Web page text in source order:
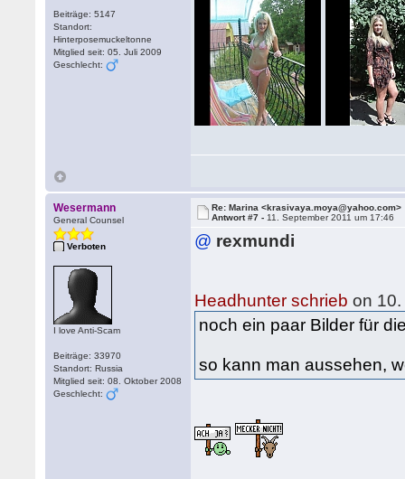
Beiträge: 5147
Standort:
Hinterposemuckeltonne
Mitglied seit: 05. Juli 2009
Geschlecht:
Wesermann
General Counsel
Verboten
I love Anti-Scam
Beiträge: 33970
Standort: Russia
Mitglied seit: 08. Oktober 2008
Geschlecht:
Re: Marina <krasivaya.moya@yahoo.com>
Antwort #7 - 11. September 2011 um 17:46
@ rexmundi
Headhunter schrieb on
noch ein paar Bilder für
so kann man aussehen,